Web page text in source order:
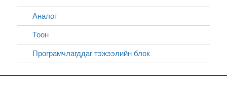
Аналог
Тоон
Програмчлагддаг тэжээлийн блок